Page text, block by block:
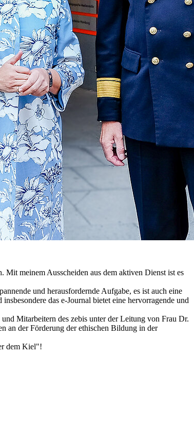
Mit meinem Ausscheiden aus dem aktiven Dienst ist es
und herausfordernde Aufgabe, es ist auch eine
das e-Journal bietet eine hervorragende und
Mitarbeitern des zebis unter der Leitung von Frau Dr.
an der Förderung der ethischen Bildung in der
dem Kiel"!